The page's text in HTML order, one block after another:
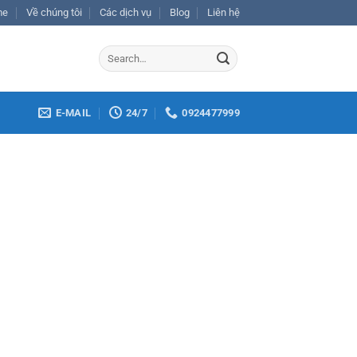
Về chúng tôi Các dịch vụ Blog Liên hệ
E-MAIL 24/7 0924477999